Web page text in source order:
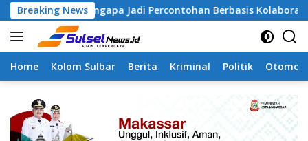
Skip
to
content
Breaking NewsJadi Percontohan Berbasis Kolaborasi Warga
Home Kolom Sulbar Berita Kriminal Politik